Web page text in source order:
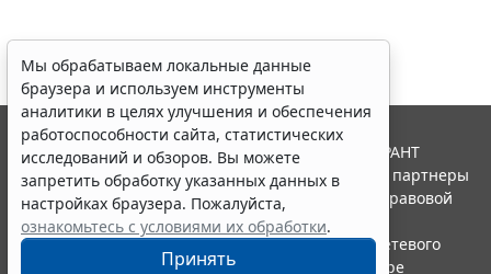
Мы обрабатываем локальные данные
браузера и используем инструменты
аналитики в целях улучшения и обеспечения
работоспособности сайта, статистических
исследований и обзоров. Вы можете
запретить обработку указанных данных в
настройках браузера. Пожалуйста,
ознакомьтесь с условиями их обработки.
Принять
© ООО "НПП "ГАРАНТ-СЕРВИС", 2026. Система ГАРАНТ
выпускается с 1990 года. Компания "Гарант" и ее партнеры
являются участниками Российской ассоциации правовой
информации ГАРАНТ.
Портал ГАРАНТ.РУ зарегистрирован в качестве сетевого
издания Федеральной службой по надзору в сфере